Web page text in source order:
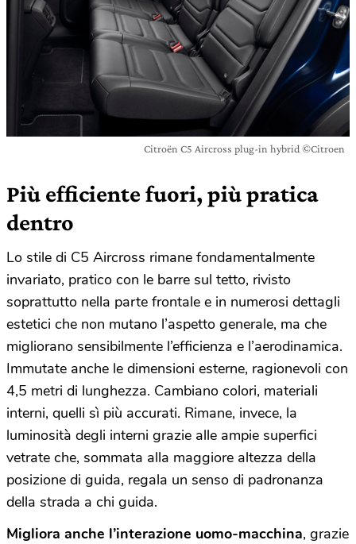
Citroën C5 Aircross plug-in hybrid ©Citroen
Più efficiente fuori, più pratica
dentro
Lo stile di C5 Aircross rimane fondamentalmente
invariato, pratico con le barre sul tetto, rivisto
soprattutto nella parte frontale e in numerosi dettagli
estetici che non mutano l’aspetto generale, ma che
migliorano sensibilmente l’efficienza e l’aerodinamica.
Immutate anche le dimensioni esterne, ragionevoli con
4,5 metri di lunghezza. Cambiano colori, materiali
interni, quelli sì più accurati. Rimane, invece, la
luminosità degli interni grazie alle ampie superfici
vetrate che, sommata alla maggiore altezza della
posizione di guida, regala un senso di padronanza
della strada a chi guida.
Migliora anche l’interazione uomo-macchina, grazie